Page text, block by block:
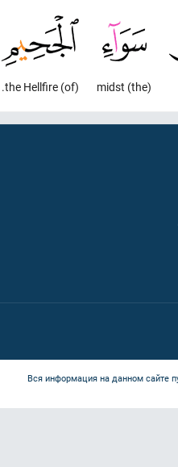
(the) midst
(of) the Hellfire.
Вся информация на данном сайте